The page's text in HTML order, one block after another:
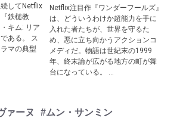
してNetflix
鉄槌教
キム: リア
ある。 ス
マの典型
Netflix注目作『ワンダーフールズ』
は、どういうわけか超能力を手に
入れた者たちが、世界を守るた
め、悪に立ち向かうアクションコ
メディだ。物語は世紀末の1999
年、終末論が広がる地方の町が舞
台になっている。 ...
ァーヌ
#ムン・サンミン